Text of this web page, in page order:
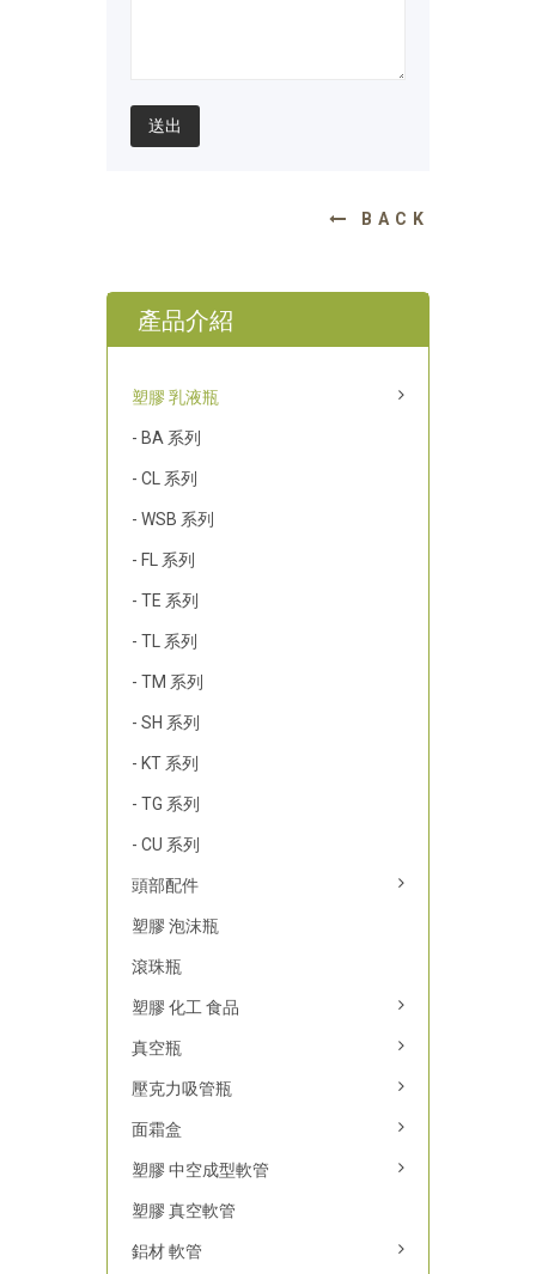
送出
BACK
產品介紹
塑膠 乳液瓶
- BA 系列
- CL 系列
- WSB 系列
- FL 系列
- TE 系列
- TL 系列
- TM 系列
- SH 系列
- KT 系列
- TG 系列
- CU 系列
頭部配件
塑膠 泡沫瓶
滾珠瓶
塑膠 化工 食品
真空瓶
壓克力吸管瓶
面霜盒
塑膠 中空成型軟管
塑膠 真空軟管
鋁材 軟管